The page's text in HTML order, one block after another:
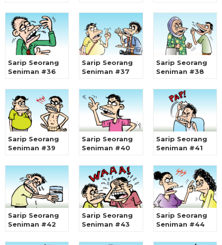
Sarip Seorang
Seniman #36
Sarip Seorang
Seniman #37
Sarip Seorang
Seniman #38
Sarip Seorang
Seniman #39
Sarip Seorang
Seniman #40
Sarip Seorang
Seniman #41
Sarip Seorang
Seniman #42
Sarip Seorang
Seniman #43
Sarip Seorang
Seniman #44